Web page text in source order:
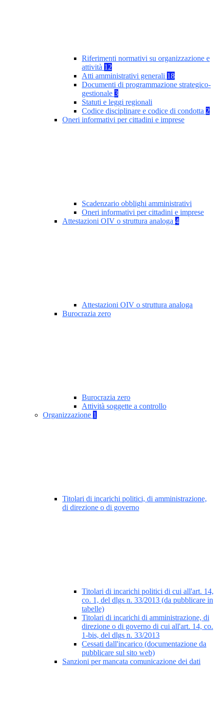
Riferimenti normativi su organizzazione e
attività 12
Atti amministrativi generali 18
Documenti di programmazione strategico-
gestionale 3
Statuti e leggi regionali
Codice disciplinare e codice di condotta 2
Oneri informativi per cittadini e imprese
Scadenzario obblighi amministrativi
Oneri informativi per cittadini e imprese
Attestazioni OIV o struttura analoga 4
Attestazioni OIV o struttura analoga
Burocrazia zero
Burocrazia zero
Attività soggette a controllo
Organizzazione 1
Titolari di incarichi politici, di amministrazione,
di direzione o di governo
Titolari di incarichi politici di cui all'art. 14,
co. 1, del dlgs n. 33/2013 (da pubblicare in
tabelle)
Titolari di incarichi di amministrazione, di
direzione o di governo di cui all'art. 14, co.
1-bis, del dlgs n. 33/2013
Cessati dall'incarico (documentazione da
pubblicare sul sito web)
Sanzioni per mancata comunicazione dei dati